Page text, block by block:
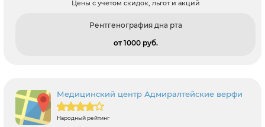
Цены с учетом скидок, льгот и акций
Рентгенография дна рта
от 1000 pуб.
Медицинский центр Адмиралтейские верфи
Народный рейтинг